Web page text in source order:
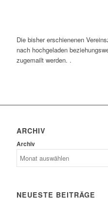
Die bisher erschienenen
nach hochgeladen
zugemailt werden. .
ARCHIV
Archiv
NEUESTE BEITRÄGE